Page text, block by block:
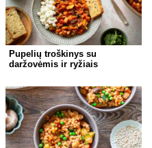
Pupelių troškinys su
daržovėmis ir ryžiais